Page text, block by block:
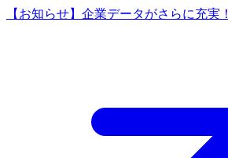
【お知らせ】企業データがさらに充実！